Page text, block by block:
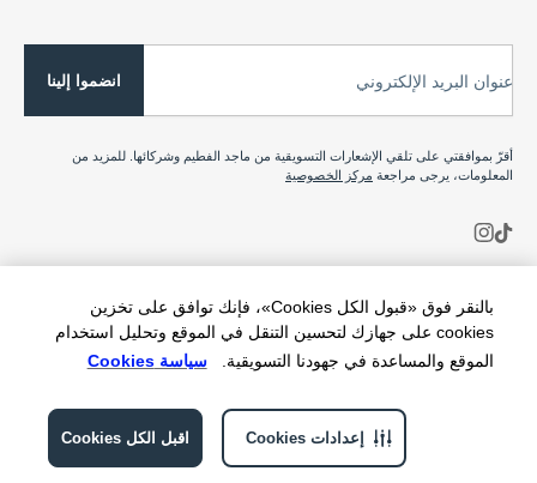
بالنقر فوق «قبول الكل Cookies»، فإنك توافق على تخزين
cookies على جهازك لتحسين التنقل في الموقع وتحليل استخدام
الموقع والمساعدة في جهودنا التسويقية.
سياسة Cookies
اقبل الكل Cookies إعدادات Cookies
عنوان البريد الإلكتروني انضموا إلينا
أقرّ بموافقتي على تلقي الإشعارات التسويقية من ماجد الفطيم وشركائها. للمزيد من
المعلومات، يرجى مراجعة مركز الخصوصية